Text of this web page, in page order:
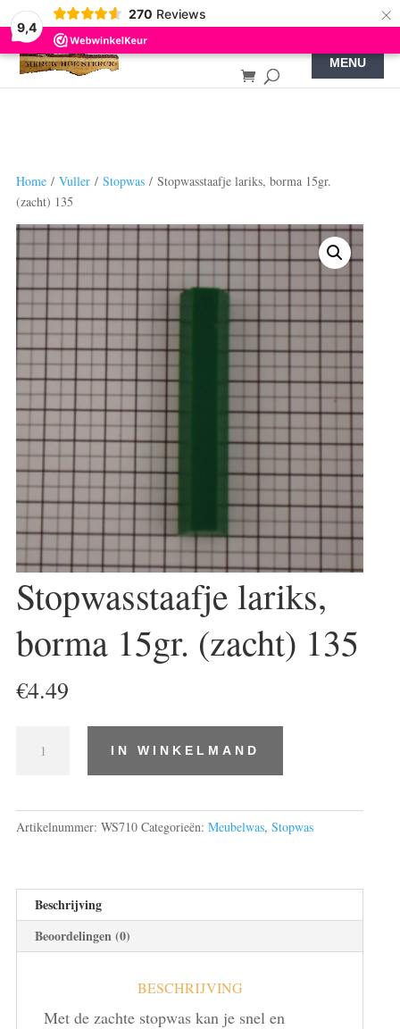
9,4
270 Reviews ×
Home/ Vuller/ Stopwas/ Stopwasstaafje lariks, borma 15gr.
(zacht) 135
Stopwasstaafje lariks,
borma 15gr. (zacht) 135
€4.49
lariks,
IN WINKELMAND
Artikelnummer: WS710 Categorieën: Meubelwas, Stopwas
Beschrijving
Beoordelingen (0)
BESCHRIJVING
Met de zachte stopwas kan je snel en